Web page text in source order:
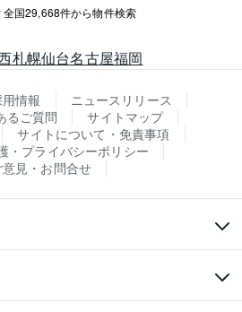
全国29,668件から物件検索
札幌仙台名古屋福岡
情報
ニュースリリース
るご質問
サイトマップ
サイトについて・免責事項
・プライバシーポリシー
意見・お問合せ